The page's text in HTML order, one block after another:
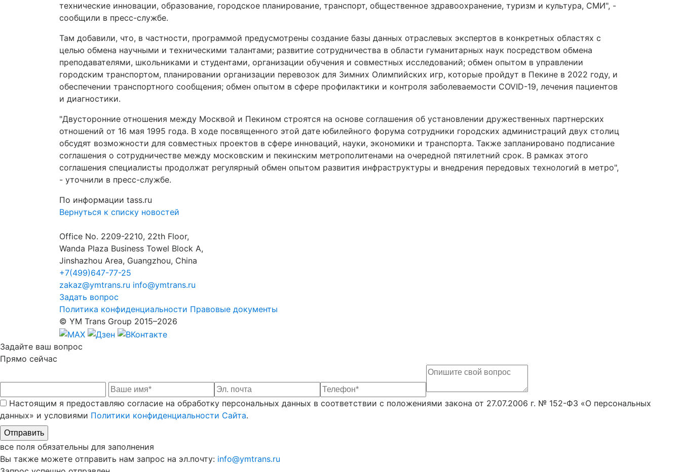
технические инновации, образование, городское планирование, транспорт, общественное здравоохранение, туризм и культура, СМИ", -
сообщили в пресс-службе.
Там добавили, что, в частности, программой предусмотрены создание базы данных отраслевых экспертов в конкретных областях с
целью обмена научными и техническими талантами; развитие сотрудничества в области гуманитарных наук посредством обмена
преподавателями, школьниками и студентами, организации обучения и совместных исследований; обмен опытом в управлении
городским транспортом, планировании организации перевозок для Зимних Олимпийских игр, которые пройдут в Пекине в 2022 году, и
обеспечении транспортного сообщения; обмен опытом в сфере профилактики и контроля заболеваемости COVID-19, лечения пациентов
и диагностики.
"Двусторонние отношения между Москвой и Пекином строятся на основе соглашения об установлении дружественных партнерских
отношений от 16 мая 1995 года. В ходе посвященного этой дате юбилейного форума сотрудники городских администраций двух столиц
обсудят возможности для совместных проектов в сфере инноваций, науки, экономики и транспорта. Также запланировано подписание
соглашения о сотрудничестве между московским и пекинским метрополитенами на очередной пятилетний срок. В рамках этого
соглашения специалисты продолжат регулярный обмен опытом развития инфраструктуры и внедрения передовых технологий в метро",
- уточнили в пресс-службе.
По информации tass.ru
Вернуться к списку новостей
Office No. 2209-2210, 22th Floor,
Wanda Plaza Business Towel Block A,
Jinshazhou Area, Guangzhou, China
+7(499)647-77-25
zakaz@ymtrans.ru info@ymtrans.ru
Задать вопрос
Политика конфиденциальности Правовые документы
© YM Trans Group 2015–2026
Задайте ваш вопрос
Прямо сейчас
Настоящим я предоставляю согласие на обработку персональных данных в соответствии с положениями закона от 27.07.2006 г. № 152-ФЗ «О персональных
данных» и условиями Политики конфиденциальности Сайта.
все поля обязательны для заполнения
Вы также можете отправить нам запрос на эл.почту: info@ymtrans.ru